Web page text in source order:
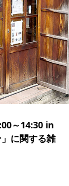
～14:30 in
に関する雑